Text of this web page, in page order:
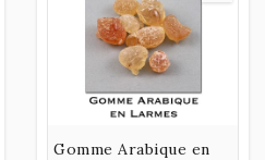
Gomme Arabique en